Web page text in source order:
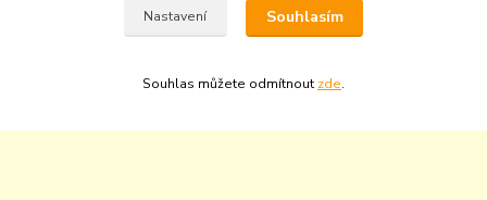
Nastavení Souhlasím
Souhlas můžete odmítnout zde.